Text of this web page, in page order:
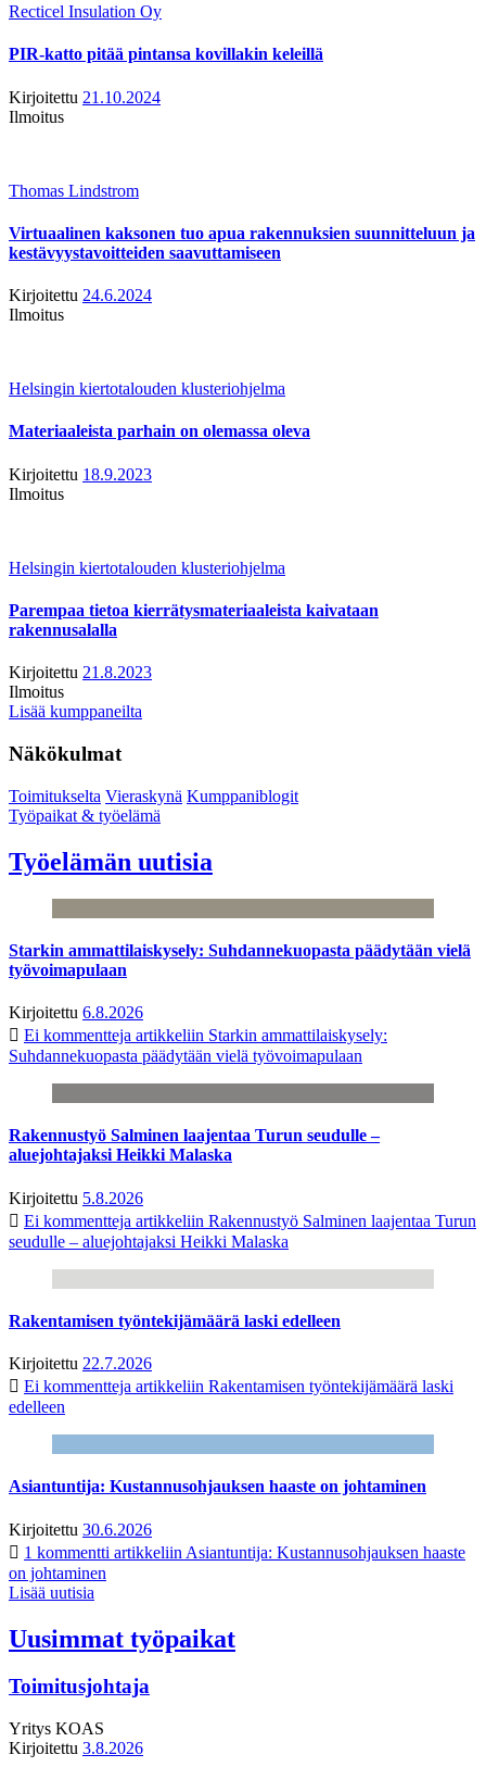
Recticel Insulation Oy
PIR-katto pitää pintansa kovillakin keleillä
Kirjoitettu 21.10.2024
Ilmoitus
Thomas Lindstrom
Virtuaalinen kaksonen tuo apua rakennuksien suunnitteluun ja
kestävyystavoitteiden saavuttamiseen
Kirjoitettu 24.6.2024
Ilmoitus
Helsingin kiertotalouden klusteriohjelma
Materiaaleista parhain on olemassa oleva
Kirjoitettu 18.9.2023
Ilmoitus
Helsingin kiertotalouden klusteriohjelma
Parempaa tietoa kierrätysmateriaaleista kaivataan
rakennusalalla
Kirjoitettu 21.8.2023
Ilmoitus
Lisää kumppaneilta
Näkökulmat
Toimitukselta Vieraskynä Kumppaniblogit
Työpaikat & työelämä
Työelämän uutisia
Starkin ammattilaiskysely: Suhdannekuopasta päädytään vielä
työvoimapulaan
Kirjoitettu 6.8.2026
Ei kommentteja artikkeliin Starkin ammattilaiskysely:
Suhdannekuopasta päädytään vielä työvoimapulaan
Rakennustyö Salminen laajentaa Turun seudulle –
aluejohtajaksi Heikki Malaska
Kirjoitettu 5.8.2026
Ei kommentteja artikkeliin Rakennustyö Salminen laajentaa Turun
seudulle – aluejohtajaksi Heikki Malaska
Rakentamisen työntekijämäärä laski edelleen
Kirjoitettu 22.7.2026
Ei kommentteja artikkeliin Rakentamisen työntekijämäärä laski
edelleen
Asiantuntija: Kustannusohjauksen haaste on johtaminen
Kirjoitettu 30.6.2026
1 kommentti artikkeliin Asiantuntija: Kustannusohjauksen haaste
on johtaminen
Lisää uutisia
Uusimmat työpaikat
Toimitusjohtaja
Yritys KOAS
Kirjoitettu 3.8.2026